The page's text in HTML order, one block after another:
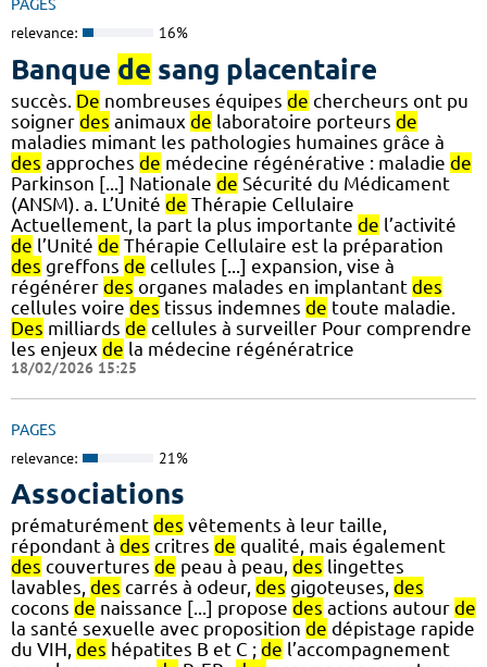
PAGES
relevance: 16%
Banque de sang placentaire
succès. De nombreuses équipes de chercheurs ont pu
soigner des animaux de laboratoire porteurs de
maladies mimant les pathologies humaines grâce à
des approches de médecine régénérative : maladie de
Parkinson [...] Nationale de Sécurité du Médicament
(ANSM). a. L’Unité de Thérapie Cellulaire
Actuellement, la part la plus importante de l’activité
de l’Unité de Thérapie Cellulaire est la préparation
des greffons de cellules [...] expansion, vise à
régénérer des organes malades en implantant des
cellules voire des tissus indemnes de toute maladie.
Des milliards de cellules à surveiller Pour comprendre
les enjeux de la médecine régénératrice
18/02/2026 15:25
PAGES
relevance: 21%
Associations
prématurément des vêtements à leur taille,
répondant à des critres de qualité, mais également
des couvertures de peau à peau, des lingettes
lavables, des carrés à odeur, des gigoteuses, des
cocons de naissance [...] propose des actions autour de
la santé sexuelle avec proposition de dépistage rapide
du VIH, des hépatites B et C ; de l’accompagnement